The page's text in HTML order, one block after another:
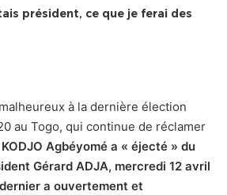
président, ce que je ferai des
à la dernière élection
au Togo, qui continue de réclamer
KODJO Agbéyomé a « éjecté » du
Gérard ADJA, mercredi 12 avril
a ouvertement et